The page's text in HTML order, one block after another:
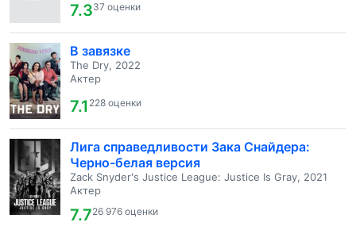
7.337 оценки
В завязке
The Dry, 2022
Актер
7.1 228 оценки
Лига справедливости Зака Снайдера:
Черно-белая версия
Zack Snyder's Justice League: Justice Is Gray, 2021
Актер
7.726 976 оценки